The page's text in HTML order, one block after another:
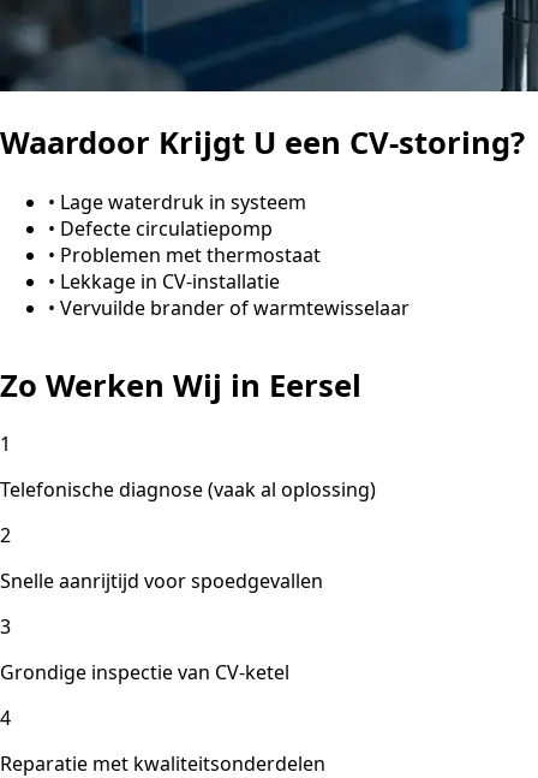
Waardoor Krijgt U een CV-storing?
• Lage waterdruk in systeem
• Defecte circulatiepomp
• Problemen met thermostaat
• Lekkage in CV-installatie
• Vervuilde brander of warmtewisselaar
Zo Werken Wij in Eersel
1
Telefonische diagnose (vaak al oplossing)
2
Snelle aanrijtijd voor spoedgevallen
3
Grondige inspectie van CV-ketel
4
Reparatie met kwaliteitsonderdelen